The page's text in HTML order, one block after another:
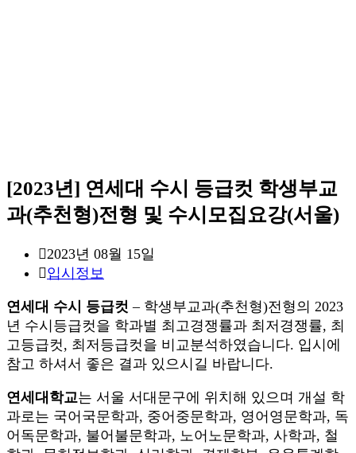
[2023년] 연세대 수시 등급컷 학생부교
과(추천형)전형 및 수시모집요강(서울)
Post
published:
2023년 08월 15일
Post입시정보
연세대 수시 등급컷 – 학생부교과(추천형)전형의 2023
년 수시등급컷을 학과별 최고경쟁률과 최저경쟁률, 최
고등급컷, 최저등급컷을 비교분석하였습니다. 입시에
참고 하셔서 좋은 결과 있으시길 바랍니다.
연세대학교는 서울 서대문구에 위치해 있으며 개설 학
과로는 국어국문학과, 중어중문학과, 영어영문학과, 독
어독문학과, 불어불문학과, 노어노문학과, 사학과, 철